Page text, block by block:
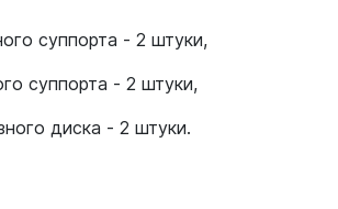
суппорта - 2 штуки,
суппорта - 2 штуки,
диска - 2 штуки.